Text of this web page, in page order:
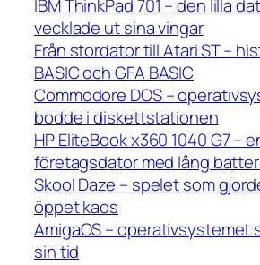
IBM ThinkPad 701 – den lilla
vecklade ut sina vingar
Från stordator till Atari ST –
BASIC och GFA BASIC
Commodore DOS –
bodde i diskettstationen
HP EliteBook x360 1040 G7 –
företagsdator med lång
Skool Daze – spelet som
öppet kaos
AmigaOS – operativsystemet
sin tid